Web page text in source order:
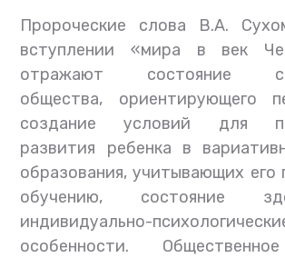
Пророческие слова В.А.
вступлении «мира в век
отражают состояние
общества, ориентирующего
создание условий для
развития ребенка в
образования, учитывающих его
обучению, состояние
индивидуально-
особенности.